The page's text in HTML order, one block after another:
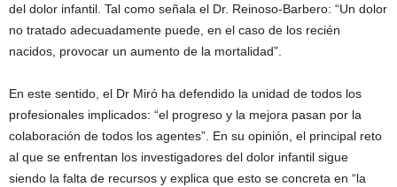
del dolor infantil. Tal como señala el Dr. Reinoso-Barbero: “Un dolor
no tratado adecuadamente puede, en el caso de los recién
nacidos, provocar un aumento de la mortalidad”.
En este sentido, el Dr Miró ha defendido la unidad de todos los
profesionales implicados: “el progreso y la mejora pasan por la
colaboración de todos los agentes”. En su opinión, el principal reto
al que se enfrentan los investigadores del dolor infantil sigue
siendo la falta de recursos y explica que esto se concreta en “la